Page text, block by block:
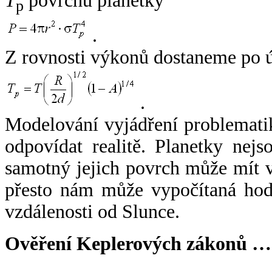
p
.
Z rovnosti výkonů dostaneme po
.
Modelování vyjádření
odpovídat realitě. Planetky
samotný jejich povrch může mít
přesto nám může vypočítaná
vzdálenosti od Slunce.
Ověření Keplerových zákonů …